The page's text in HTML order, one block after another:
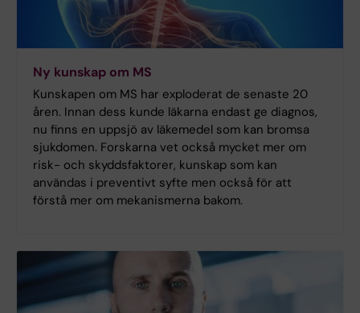
Ny kunskap om MS
Kunskapen om MS har exploderat de senaste 20
åren. Innan dess kunde läkarna endast ge diagnos,
nu finns en uppsjö av läkemedel som kan bromsa
sjukdomen. Forskarna vet också mycket mer om
risk- och skyddsfaktorer, kunskap som kan
användas i preventivt syfte men också för att
förstå mer om mekanismerna bakom.